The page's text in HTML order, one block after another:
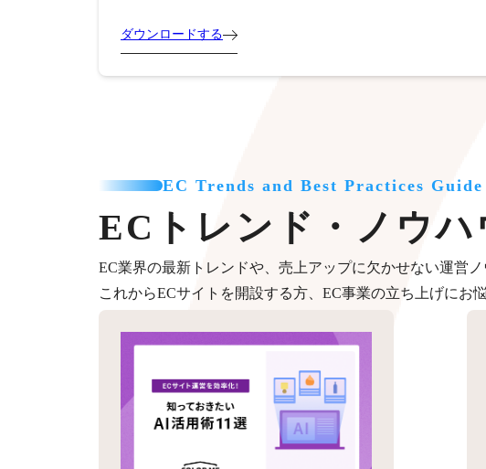
ダウンロードする
EC Trends and Best Practices Guide
ECトレンド・ノウハ
EC業界の最新トレンドや、売上アップに欠かせない運営
これからECサイトを開設する方、EC事業の立ち上げにお